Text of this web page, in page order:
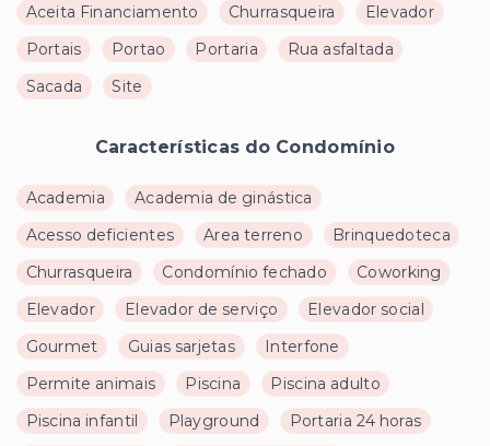
Aceita Financiamento Churrasqueira
Elevador
Portais
Portao Portaria
Rua asfaltada
Sacada
Site
Características do Condomínio
Academia
Academia de ginástica
Acesso deficientes
Area terreno
Brinquedoteca
Churrasqueira
Condomínio fechado
Coworking
Elevador
Elevador de serviço
Elevador social
Gourmet
Guias sarjetas
Interfone
Permite animais
Piscina
Piscina adulto
Piscina infantil
Playground
Portaria 24 horas